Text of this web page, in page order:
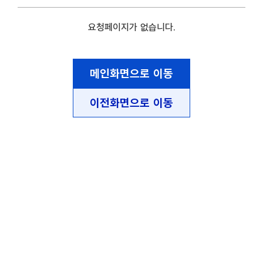
요청페이지가 없습니다.
메인화면으로 이동
이전화면으로 이동